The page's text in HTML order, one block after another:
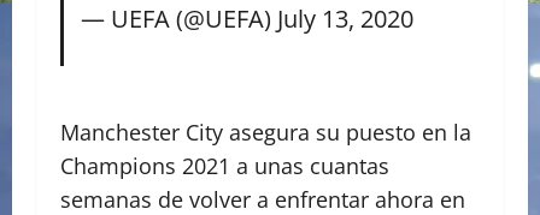
— UEFA (@UEFA) July 13, 2020
Manchester City asegura su puesto en la
Champions 2021 a unas cuantas
semanas de volver a enfrentar ahora en